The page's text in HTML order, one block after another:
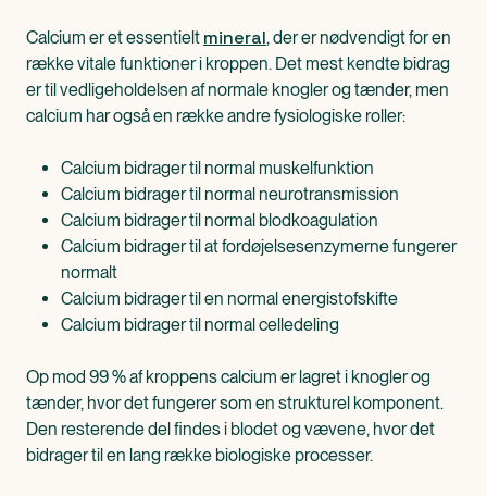
Calcium er et essentielt mineral, der er nødvendigt for en
række vitale funktioner i kroppen. Det mest kendte bidrag
er til vedligeholdelsen af normale knogler og tænder, men
calcium har også en række andre fysiologiske roller:
Calcium bidrager til normal muskelfunktion
Calcium bidrager til normal neurotransmission
Calcium bidrager til normal blodkoagulation
Calcium bidrager til at fordøjelsesenzymerne fungerer
normalt
Calcium bidrager til en normal energistofskifte
Calcium bidrager til normal celledeling
Op mod 99 % af kroppens calcium er lagret i knogler og
tænder, hvor det fungerer som en strukturel komponent.
Den resterende del findes i blodet og vævene, hvor det
bidrager til en lang række biologiske processer.